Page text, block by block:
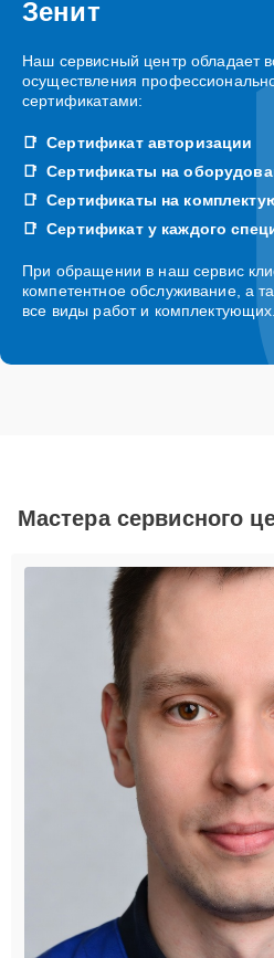
Зенит
Наш сервисный центр обладает
осуществления
сертификатами:
Сертификат авторизации
Сертификаты на
Сертификаты на
Сертификат у каждого
При обращении в наш сервис
компетентное обслуживание, а
все виды работ и комплектующих.
Мастера сервисного